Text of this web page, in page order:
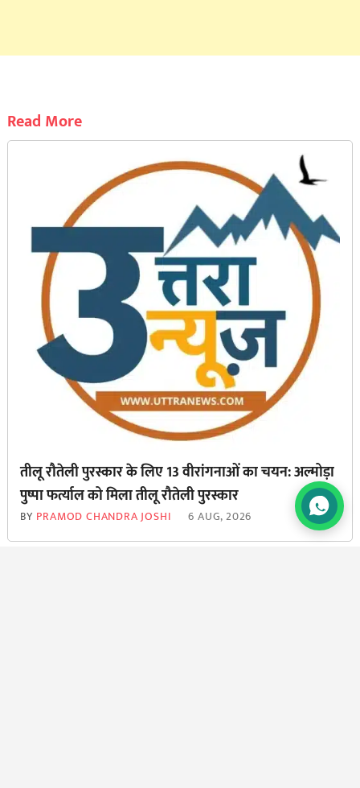
Read More
तीलू रौतेली पुरस्कार के लिए 13 वीरांगनाओं का चयन: अल्मोड़ा
पुष्पा फर्त्याल को मिला तीलू रौतेली पुरस्कार
BY PRAMOD CHANDRA JOSHI 6 AUG, 2026